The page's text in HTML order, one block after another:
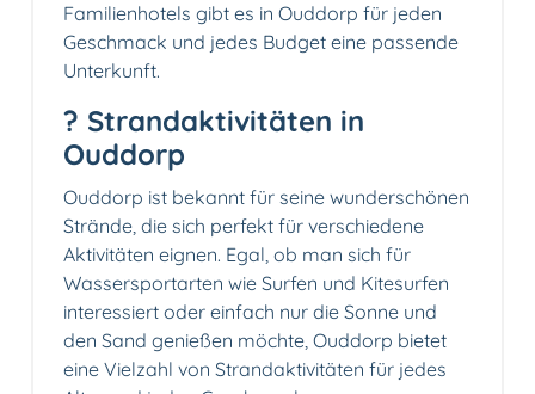
Familienhotels gibt es in Ouddorp für jeden
Geschmack und jedes Budget eine passende
Unterkunft.
?️ Strandaktivitäten in
Ouddorp
Ouddorp ist bekannt für seine wunderschönen
Strände, die sich perfekt für verschiedene
Aktivitäten eignen. Egal, ob man sich für
Wassersportarten wie Surfen und Kitesurfen
interessiert oder einfach nur die Sonne und
den Sand genießen möchte, Ouddorp bietet
eine Vielzahl von Strandaktivitäten für jedes